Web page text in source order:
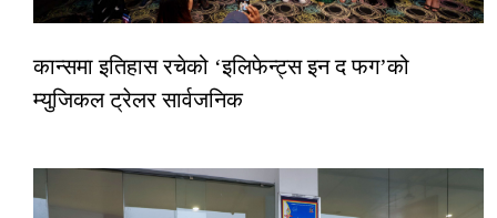
कान्समा इतिहास रचेको ‘इलिफेन्ट्स इन द फग’को
म्युजिकल ट्रेलर सार्वजनिक